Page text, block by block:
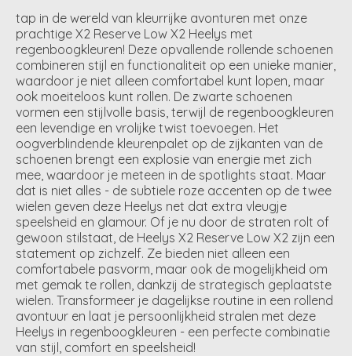
tap in de wereld van kleurrijke avonturen met onze
prachtige X2 Reserve Low X2 Heelys met
regenboogkleuren! Deze opvallende rollende schoenen
combineren stijl en functionaliteit op een unieke manier,
waardoor je niet alleen comfortabel kunt lopen, maar
ook moeiteloos kunt rollen. De zwarte schoenen
vormen een stijlvolle basis, terwijl de regenboogkleuren
een levendige en vrolijke twist toevoegen. Het
oogverblindende kleurenpalet op de zijkanten van de
schoenen brengt een explosie van energie met zich
mee, waardoor je meteen in de spotlights staat. Maar
dat is niet alles - de subtiele roze accenten op de twee
wielen geven deze Heelys net dat extra vleugje
speelsheid en glamour. Of je nu door de straten rolt of
gewoon stilstaat, de Heelys X2 Reserve Low X2 zijn een
statement op zichzelf. Ze bieden niet alleen een
comfortabele pasvorm, maar ook de mogelijkheid om
met gemak te rollen, dankzij de strategisch geplaatste
wielen. Transformeer je dagelijkse routine in een rollend
avontuur en laat je persoonlijkheid stralen met deze
Heelys in regenboogkleuren - een perfecte combinatie
van stijl, comfort en speelsheid!